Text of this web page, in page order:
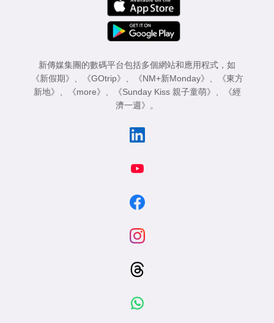
新傳媒集團的數碼平台包括多個網站和應用程式，如
《新假期》
《GOtrip》 《NM+新Monday》
《東方
新地》
《more》 《Sunday Kiss 親子童萌》
《經
濟一週》
。